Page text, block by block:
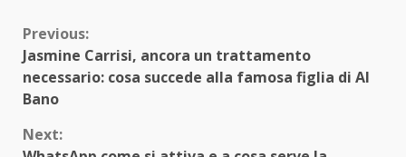
Continue
Reading
Previous:
Jasmine Carrisi, ancora un trattamento
necessario: cosa succede alla famosa figlia di Al
Bano
Next: